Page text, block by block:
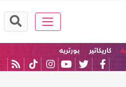
كاريكاتير بورتريه